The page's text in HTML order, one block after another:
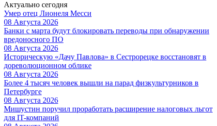
Актуально сегодня
Умер отец Лионеля Месси
08 Августа 2026
Банки с марта будут блокировать переводы при обнаружении
вредоносного ПО
08 Августа 2026
Историческую «Дачу Павлова» в Сестрорецке восстановят в
дореволюционном облике
08 Августа 2026
Более 4 тысяч человек вышли на парад физкультурников в
Петербурге
08 Августа 2026
Мишустин поручил проработать расширение налоговых льгот
для IT-компаний